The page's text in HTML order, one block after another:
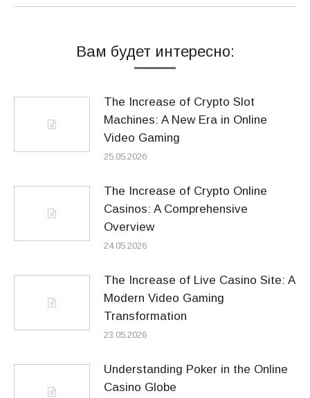
Вам будет интересно:
The Increase of Crypto Slot
Machines: A New Era in Online
Video Gaming
25.05.2026
The Increase of Crypto Online
Casinos: A Comprehensive
Overview
24.05.2026
The Increase of Live Casino Site: A
Modern Video Gaming
Transformation
23.05.2026
Understanding Poker in the Online
Casino Globe